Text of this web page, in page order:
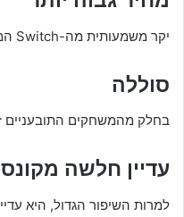
יקר משמעותית מה-Switch המקורית.
סוללה
בחלק מהמשחקים התובעניים
עדיין חלשה